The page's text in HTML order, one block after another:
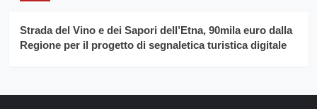
Strada del Vino e dei Sapori dell’Etna, 90mila euro dalla
Regione per il progetto di segnaletica turistica digitale